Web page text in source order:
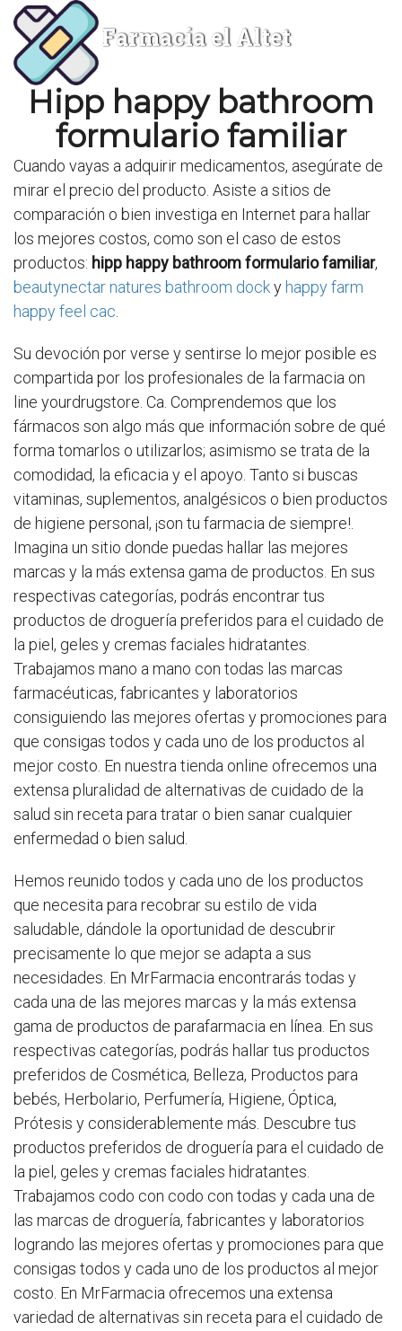
Farmacia el Altet
Hipp happy bathroom
formulario familiar
Cuando vayas a adquirir medicamentos, asegúrate de
mirar el precio del producto. Asiste a sitios de
comparación o bien investiga en Internet para hallar
los mejores costos, como son el caso de estos
productos: hipp happy bathroom formulario familiar,
beautynectar natures bathroom docky happy farm
happy feel cac
Su devoción por verse y sentirse lo mejor posible es
compartida por los profesionales de la farmacia on
line yourdrugstore. Ca. Comprendemos que los
fármacos son algo más que información sobre de qué
forma tomarlos o utilizarlos; asimismo se trata de la
comodidad, la eficacia y el apoyo. Tanto si buscas
vitaminas, suplementos, analgésicos o bien productos
de higiene personal, ¡son tu farmacia de siempre!.
Imagina un sitio donde puedas hallar las mejores
marcas y la más extensa gama de productos. En sus
respectivas categorías, podrás encontrar tus
productos de droguería preferidos para el cuidado de
la piel, geles y cremas faciales hidratantes.
Trabajamos mano a mano con todas las marcas
farmacéuticas, fabricantes y laboratorios
consiguiendo las mejores ofertas y promociones para
que consigas todos y cada uno de los productos al
mejor costo. En nuestra tienda online ofrecemos una
extensa pluralidad de alternativas de cuidado de la
salud sin receta para tratar o bien sanar cualquier
enfermedad o bien salud.
Hemos reunido todos y cada uno de los productos
que necesita para recobrar su estilo de vida
saludable, dándole la oportunidad de descubrir
precisamente lo que mejor se adapta a sus
necesidades. En MrFarmacia encontrarás todas y
cada una de las mejores marcas y la más extensa
gama de productos de parafarmacia en línea. En sus
respectivas categorías, podrás hallar tus productos
preferidos de Cosmética, Belleza, Productos para
bebés, Herbolario, Perfumería, Higiene, Óptica,
Prótesis y considerablemente más. Descubre tus
productos preferidos de droguería para el cuidado de
la piel, geles y cremas faciales hidratantes.
Trabajamos codo con codo con todas y cada una de
las marcas de droguería, fabricantes y laboratorios
logrando las mejores ofertas y promociones para que
consigas todos y cada uno de los productos al mejor
costo. En MrFarmacia ofrecemos una extensa
variedad de alternativas sin receta para el cuidado de